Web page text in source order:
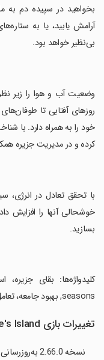
بخواهید در سپیده دم به
آرامش یابید، یا به
بی‌نظیر خواهد بود.
‏وضعیت آب و هوا را زیر
روزهای آفتابی تا
خود را به همراه دارد. با
کرده و در مدیریت جزیره
‏با تحقق تعادل در انرژی،
خوشحالی آنها را افزایش
بسازید.
seasons, بهبود جامعه، تعامل ساکنان، چالش‌های طبیعی.
تغییرات بازی LOST in Blue 2: Fate's Island در نسخه جدید
نسخه 2.66.0 به‌روزرسانی